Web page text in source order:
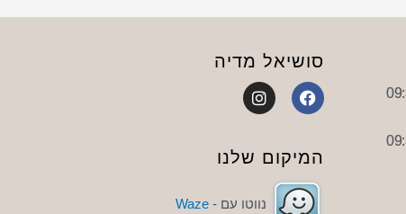
סושיאל מדיה
F
a
b
o
o
k
I
n
a
a
המיקום שלנו
נווטו עם -Waze